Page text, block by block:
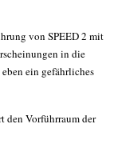
von SPEED 2 mit
in die
ein gefährliches
den Vorführraum der